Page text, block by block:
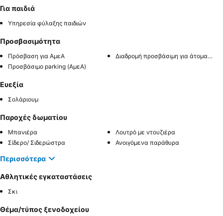
Για παιδιά
Υπηρεσία φύλαξης παιδιών
Προσβασιμότητα
Πρόσβαση για ΑμεΑ
Διαδρομή προσβάσιμη για άτομα με αναπηρία
Προσβάσιμο parking (ΑμεΑ)
Ευεξία
Σολάριουμ
Παροχές δωματίου
Μπανιέρα
Λουτρό με ντουζιέρα
Σίδερο/ Σιδερώστρα
Ανοιγόμενα παράθυρα
Περισσότερα
Αθλητικές εγκαταστάσεις
Σκι
Θέμα/τύπος ξενοδοχείου